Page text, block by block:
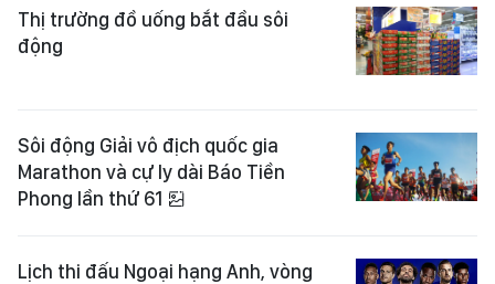
Thị trường đồ uống bắt đầu sôi
động
Sôi động Giải vô địch quốc gia
Marathon và cự ly dài Báo Tiền
Phong lần thứ 61
Lịch thi đấu Ngoại hạng Anh, vòng